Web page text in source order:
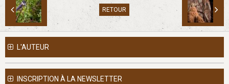
RETOUR
L'AUTEUR
INSCRIPTION À LA NEWSLETTER